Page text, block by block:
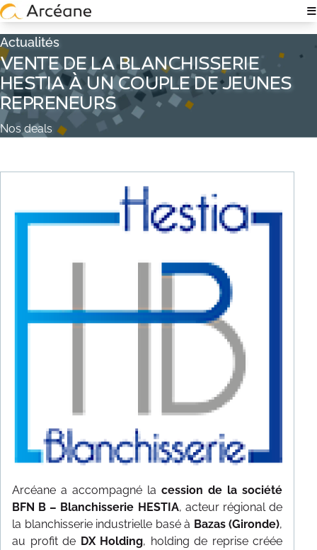
≡
À PROPOS
QUI SOMMES-NOUS ?
RECRUTEMENT
Actualités
VENTE DE LA BLANCHISSERIE
HESTIA À UN COUPLE DE JEUNES
REPRENEURS
Nos deals
Arcéane a accompagné la cession de la société
BFN B – Blanchisserie HESTIA, acteur régional de
la blanchisserie industrielle basé à Bazas (Gironde),
au profit de DX Holding, holding de reprise créée